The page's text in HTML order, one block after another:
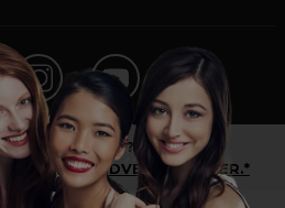
Profikunde?
FÜR ENDVERBRAUCHER.*